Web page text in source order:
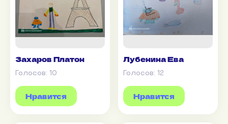
Захаров Платон
Голосов: 10
Нравится
Лубенина Ева
Голосов: 12
Нравится